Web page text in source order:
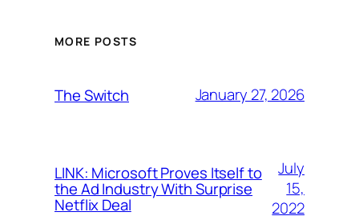
MORE POSTS
The Switch January 27, 2026
LINK: Microsoft Proves Itself to
the Ad Industry With Surprise
Netflix Deal
July
15,
2022